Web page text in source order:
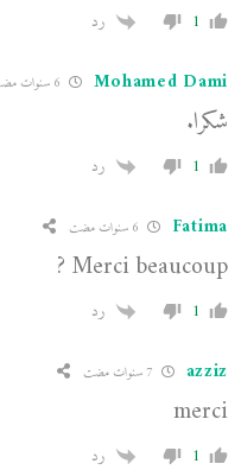
1 رد
Mohamed Dami
شكرا.
1 رد
Fatima
Merci beaucoup ?
1 رد
azziz
merci
1 رد